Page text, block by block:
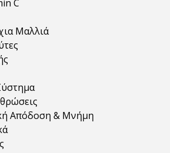
C
Μαλλιά
Απόδοση & Μνήμη